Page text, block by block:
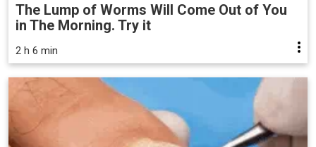
The Lump of Worms Will Come Out of You
in The Morning. Try it
2 h 6 min